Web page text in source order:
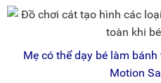
Mẹ có thể dạy bé làm
Motion